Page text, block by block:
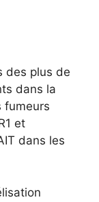
des plus de
dans la
fumeurs
et
dans les